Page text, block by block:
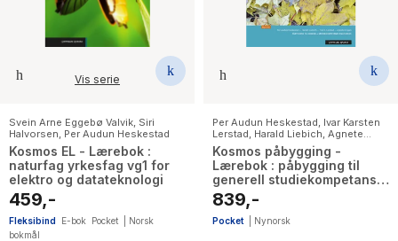
Vis serie
Svein Arne Eggebø Valvik, Siri
Halvorsen, Per Audun Heskestad
Kosmos EL - Lærebok :
naturfag yrkesfag vg1 for
elektro og datateknologi
459,-
Fleksibind E-bok Pocket
Norsk
bokmål
Per Audun Heskestad, Ivar Karsten
Lerstad, Harald Liebich, Agnete
Engan
Kosmos påbygging -
Lærebok : påbygging til
generell studiekompetanse
i naturfag
839,-
Pocket Nynorsk